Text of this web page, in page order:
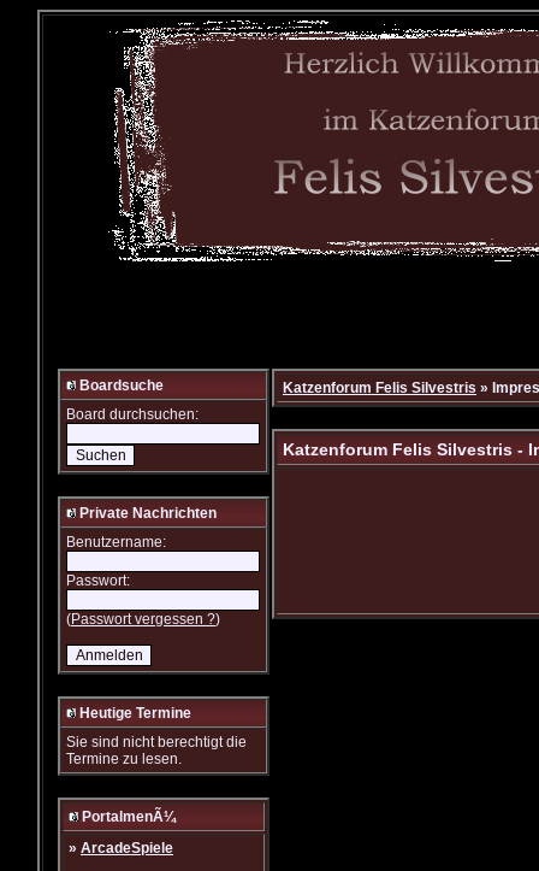
Boardsuche
Board durchsuchen:
Private Nachrichten
Benutzername:
Passwort:
(Passwort vergessen ?)
Heutige Termine
Sie sind nicht berechtigt die
Termine zu lesen.
PortalmenÃ¼
» ArcadeSpiele
Katzenforum Felis Silvestris »
Katzenforum Felis Silvestris -